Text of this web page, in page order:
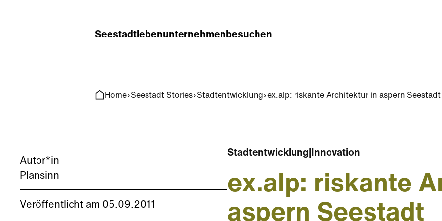
Seestadtlebenunternehmenbesuchen
Home Seestadt Stories Stadtentwicklung ex.alp: riskante Architektur in aspern Seestadt
Autor*in
Plansinn
Veröffentlicht am 05.09.2011
Stadtentwicklung Innovation
ex.alp: riskante
aspern Seestadt